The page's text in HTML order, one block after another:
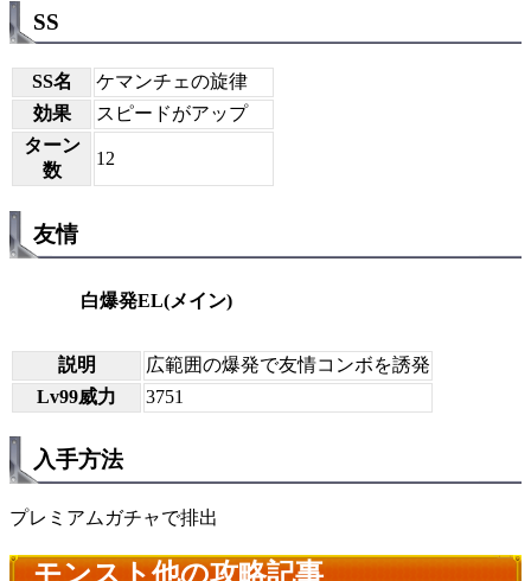
SS
SS名
ケマンチェの旋律
効果
スピードがアップ
ターン
数
12
友情
白爆発EL(メイン)
説明
広範囲の爆発で友情コンボを誘発
Lv99威力
3751
入手方法
プレミアムガチャで排出
モンスト他の攻略記事